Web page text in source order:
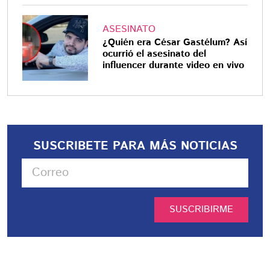
ASESINATO
¿Quién era César Gastélum? Así
ocurrió el asesinato del
influencer durante video en vivo
SUSCRIBETE PARA MÁS NOTICIAS
SUSCRIBIRME